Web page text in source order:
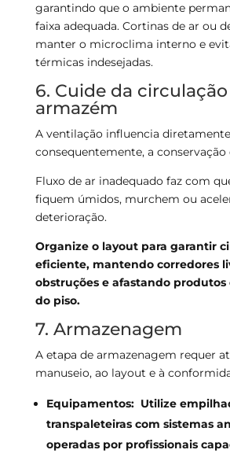
garantindo que o ambiente
faixa adequada. Cortinas de ar ou
manter o microclima interno e
térmicas indesejadas.
6. Cuide da
armazém
A ventilação influencia
consequentemente, a
Fluxo de ar inadequado faz com
fiquem úmidos, murchem ou
deterioração.
Organize o layout para garantir
eficiente, mantendo corredores
obstruções e afastando produtos
do piso.
7. Armazenagem
A etapa de armazenagem requer
manuseio, ao layout e à
Equipamentos: Utilize
transpaleteiras com sistemas
operadas por profissionais